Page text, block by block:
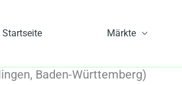
Startseite Märkte
Baden-Württemberg)